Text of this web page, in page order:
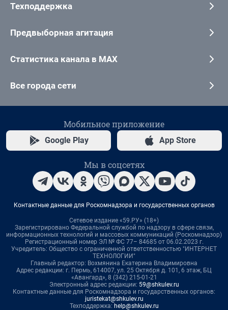
Техподдержка
Предвыборная агитация
Статистика канала в MAX
Все города сети
Мобильное приложение
Google Play App Store
Мы в соцсетях
Контактные данные для Роскомнадзора и государственных органов
Сетевое издание «59.РУ» (18+)
Зарегистрировано Федеральной службой по надзору в сфере связи,
информационных технологий и массовых коммуникаций (Роскомнадзор)
Регистрационный номер ЭЛ № ФС 77– 84685 от 06.02.2023 г.
Учредитель: Общество с ограниченной ответственностью "ИНТЕРНЕТ
ТЕХНОЛОГИИ"
Главный редактор: Вохмянина Екатерина Владимировна
Адрес редакции: г. Пермь, 614007, ул. 25 Октября д. 101, 6 этаж, БЦ
«Авангард», 8 (342) 215-01-21
Электронный адрес редакции: 59@shkulev.ru
Контактные данные для Роскомнадзора и государственных органов:
juristekat@shkulev.ru
Техподдержка: help@shkulev.ru